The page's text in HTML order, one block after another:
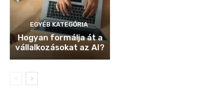
EGYÉB KATEGÓRIA
Hogyan formálja át a
vállalkozásokat az AI?